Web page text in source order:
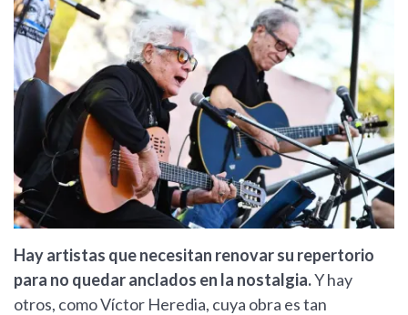
Hay artistas que necesitan renovar su repertorio
para no quedar anclados en la nostalgia.Y hay
otros, como Víctor Heredia, cuya obra es tan